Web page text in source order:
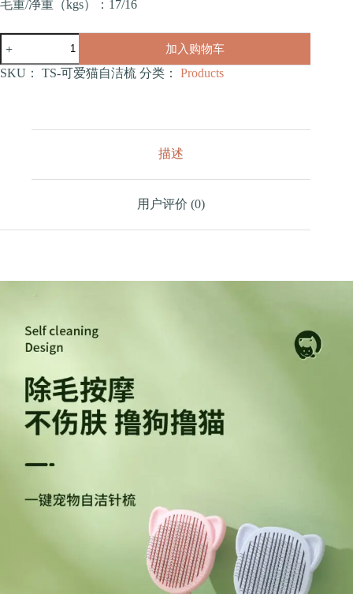
毛重/净重（kgs）：17/16
可
爱
猫
加入购物车
SKU： TS-可爱猫自洁梳 分类： Products
描述
用户评价 (0)